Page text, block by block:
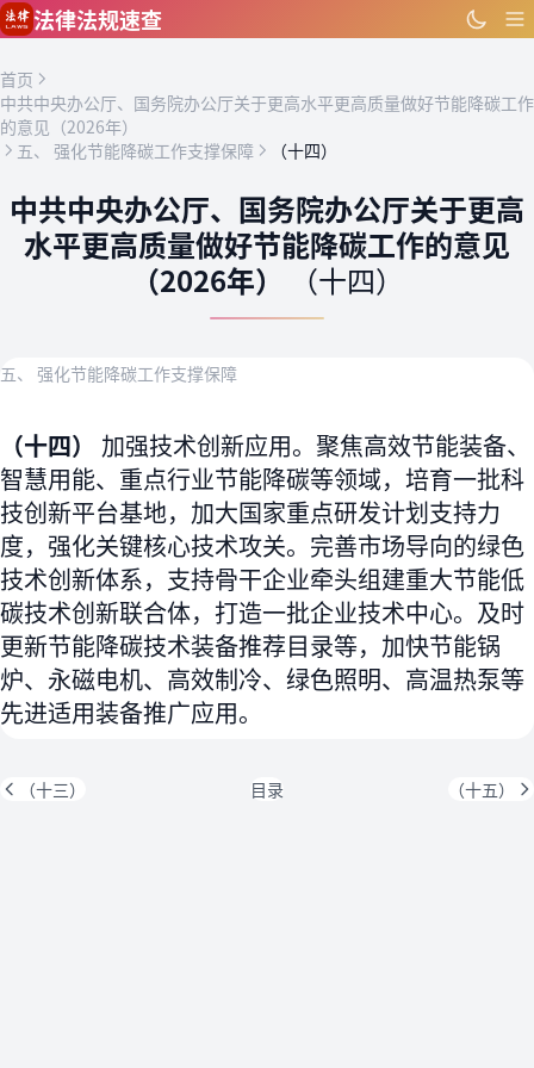
跳到主要内容
法律法规速查
首页
中共中央办公厅、国务院办公厅关于更高水平更高质量做好节能降碳工作
的意见（2026年）
五、 强化节能降碳工作支撑保障
（十四）
中共中央办公厅、国务院办公厅关于更高
水平更高质量做好节能降碳工作的意见
（2026年）
（十四）
五、 强化节能降碳工作支撑保障
（十四） 加强技术创新应用。聚焦高效节能装备、
智慧用能、重点行业节能降碳等领域，培育一批科
技创新平台基地，加大国家重点研发计划支持力
度，强化关键核心技术攻关。完善市场导向的绿色
技术创新体系，支持骨干企业牵头组建重大节能低
碳技术创新联合体，打造一批企业技术中心。及时
更新节能降碳技术装备推荐目录等，加快节能锅
炉、永磁电机、高效制冷、绿色照明、高温热泵等
先进适用装备推广应用。
（十三） 目录 （十五）